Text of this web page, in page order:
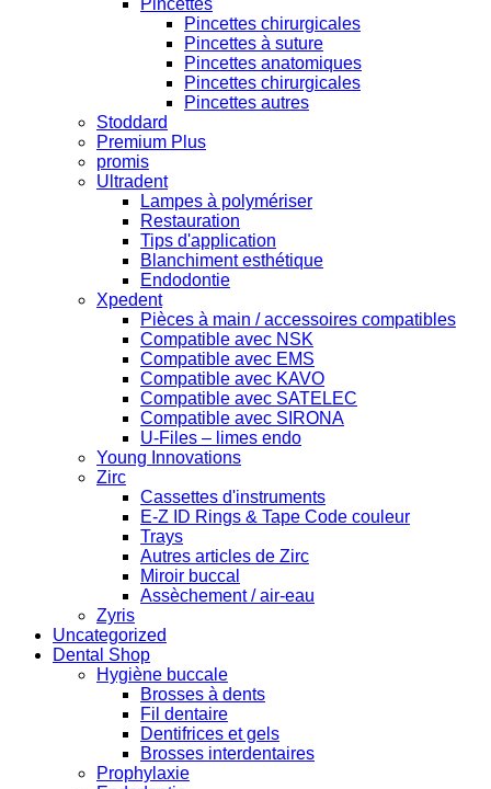
Pincettes chirurgicales
Pincettes à suture
Pincettes anatomiques
Pincettes chirurgicales
Pincettes autres
Stoddard
Premium Plus
promis
Ultradent
Lampes à polymériser
Restauration
Tips d'application
Blanchiment esthétique
Endodontie
Xpedent
Pièces à main / accessoires compatibles
Compatible avec NSK
Compatible avec EMS
Compatible avec KAVO
Compatible avec SATELEC
Compatible avec SIRONA
U-Files – limes endo
Young Innovations
Zirc
Cassettes d'instruments
E-Z ID Rings & Tape Code couleur
Trays
Autres articles de Zirc
Miroir buccal
Assèchement / air-eau
Zyris
Uncategorized
Dental Shop
Hygiène buccale
Brosses à dents
Fil dentaire
Dentifrices et gels
Brosses interdentaires
Prophylaxie